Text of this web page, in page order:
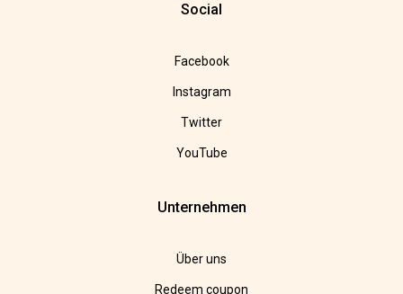
Social
Facebook
Instagram
Twitter
YouTube
Unternehmen
Über uns
Redeem coupon